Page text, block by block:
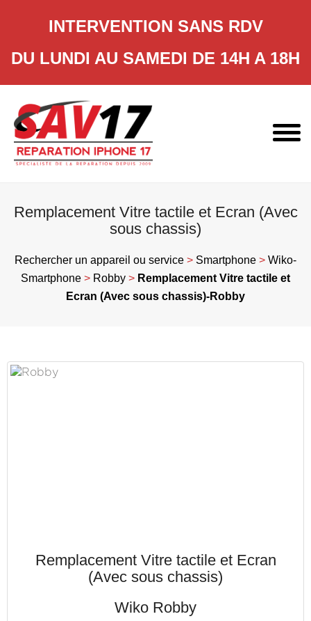
INTERVENTION SANS RDV
DU LUNDI AU SAMEDI DE 14H A 18H
content
Remplacement Vitre tactile et Ecran (Avec
sous chassis)
Rechercher un appareil ou service > Smartphone > Wiko-
Smartphone > Robby > Remplacement Vitre tactile et
Ecran (Avec sous chassis)-Robby
Remplacement Vitre tactile et Ecran
(Avec sous chassis)
Wiko Robby